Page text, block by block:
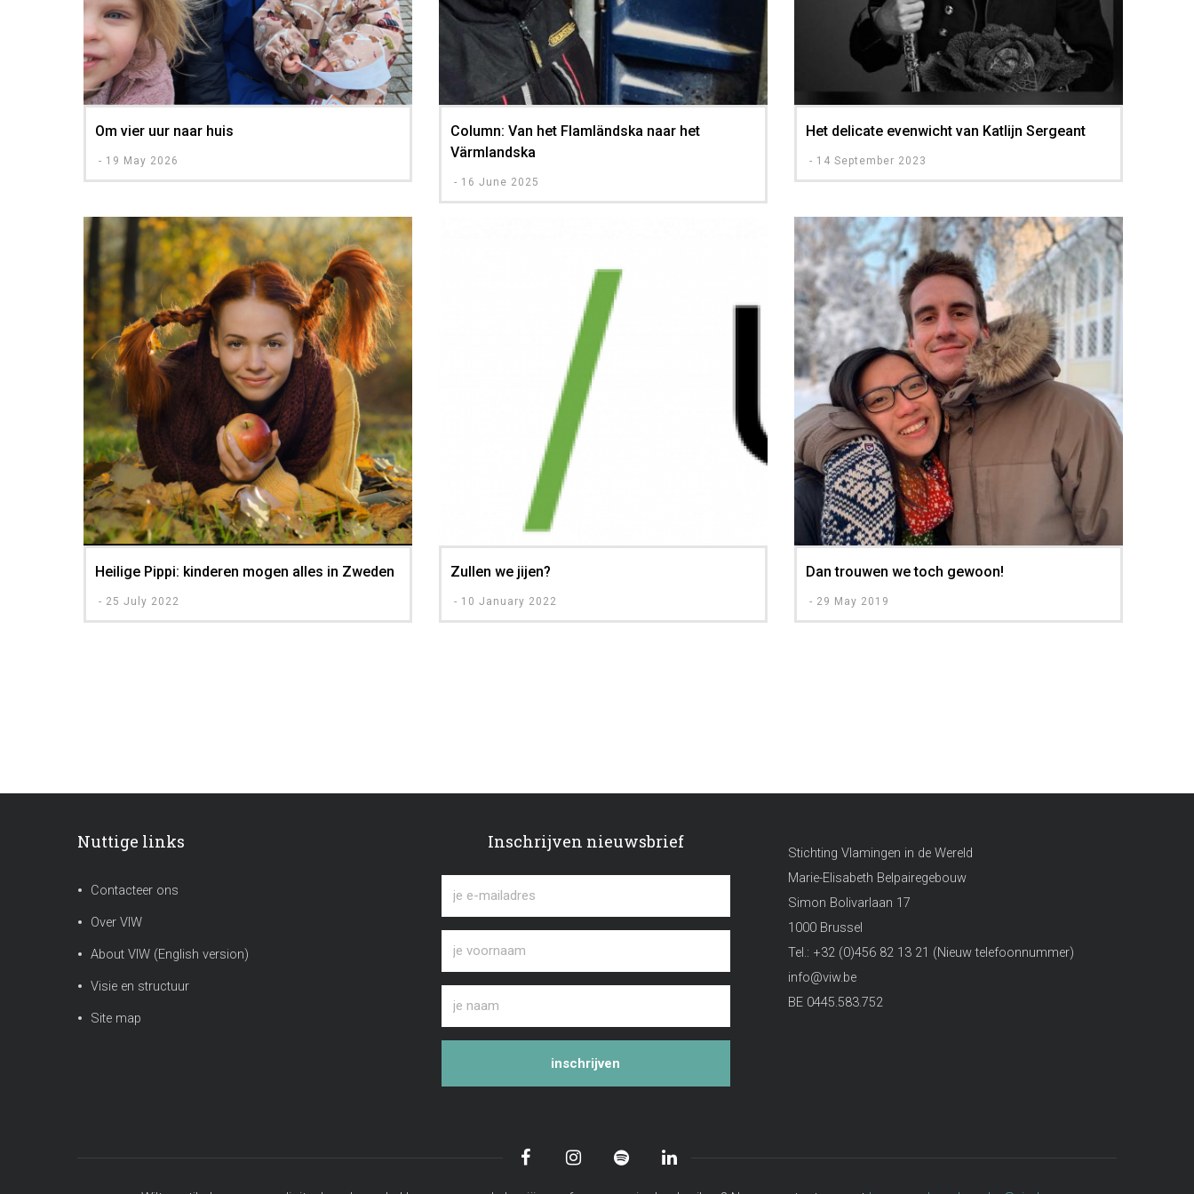
Om vier uur naar huis
- 19 May 2026
Column: Van het Flamländska naar het
Värmlandska
- 16 June 2025
Het delicate evenwicht van Katlijn Sergeant
- 14 September 2023
Heilige Pippi: kinderen mogen alles in Zweden
- 25 July 2022
Zullen we jijen?
- 10 January 2022
Dan trouwen we toch gewoon!
- 29 May 2019
Nuttige links
Contacteer ons
Over VIW
About VIW (English version)
Visie en structuur
Site map
Inschrijven nieuwsbrief
inschrijven
Stichting Vlamingen in de Wereld
Marie-Elisabeth Belpairegebouw
Simon Bolivarlaan 17
1000 Brussel
Tel.: +32 (0)456 82 13 21 (Nieuw telefoonnummer)
info@viw.be
BE 0445.583.752